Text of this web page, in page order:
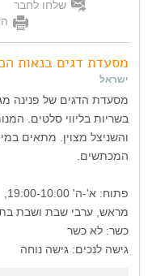
שלחו לחבר
מסעדת דגים בנאות
ישראל
מסעדת הדגים של פנינה
בשריות בליווי סלטים.
והשניצל מצוין. מתאים
המכתשים.
מראש, ערבי שבת ושבת
כשר: לא כשר
גישה לנכים: גישה נוחה